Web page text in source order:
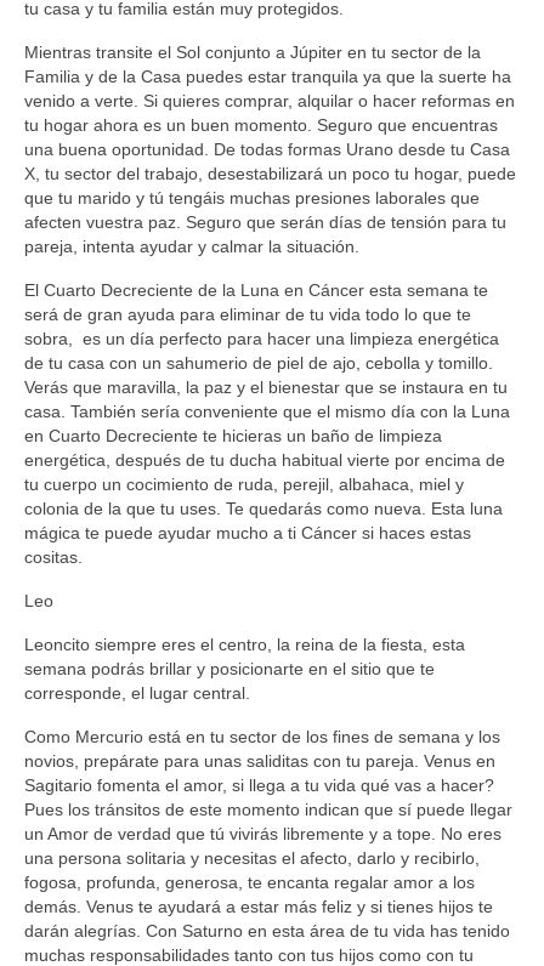
tu casa y tu familia están muy protegidos.
Mientras transite el Sol conjunto a Júpiter en tu sector de la
Familia y de la Casa puedes estar tranquila ya que la suerte ha
venido a verte. Si quieres comprar, alquilar o hacer reformas en
tu hogar ahora es un buen momento. Seguro que encuentras
una buena oportunidad. De todas formas Urano desde tu Casa
X, tu sector del trabajo, desestabilizará un poco tu hogar, puede
que tu marido y tú tengáis muchas presiones laborales que
afecten vuestra paz. Seguro que serán días de tensión para tu
pareja, intenta ayudar y calmar la situación.
El Cuarto Decreciente de la Luna en Cáncer esta semana te
será de gran ayuda para eliminar de tu vida todo lo que te
sobra, es un día perfecto para hacer una limpieza energética
de tu casa con un sahumerio de piel de ajo, cebolla y tomillo.
Verás que maravilla, la paz y el bienestar que se instaura en tu
casa. También sería conveniente que el mismo día con la Luna
en Cuarto Decreciente te hicieras un baño de limpieza
energética, después de tu ducha habitual vierte por encima de
tu cuerpo un cocimiento de ruda, perejil, albahaca, miel y
colonia de la que tu uses. Te quedarás como nueva. Esta luna
mágica te puede ayudar mucho a ti Cáncer si haces estas
cositas.
Leo
Leoncito siempre eres el centro, la reina de la fiesta, esta
semana podrás brillar y posicionarte en el sitio que te
corresponde, el lugar central.
Como Mercurio está en tu sector de los fines de semana y los
novios, prepárate para unas saliditas con tu pareja. Venus en
Sagitario fomenta el amor, si llega a tu vida qué vas a hacer?
Pues los tránsitos de este momento indican que sí puede llegar
un Amor de verdad que tú vivirás libremente y a tope. No eres
una persona solitaria y necesitas el afecto, darlo y recibirlo,
fogosa, profunda, generosa, te encanta regalar amor a los
demás. Venus te ayudará a estar más feliz y si tienes hijos te
darán alegrías. Con Saturno en esta área de tu vida has tenido
muchas responsabilidades tanto con tus hijos como con tu